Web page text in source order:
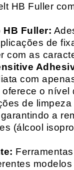
HB Fuller
HB Fuller:
de
com as
com
o
de
a
(álcool